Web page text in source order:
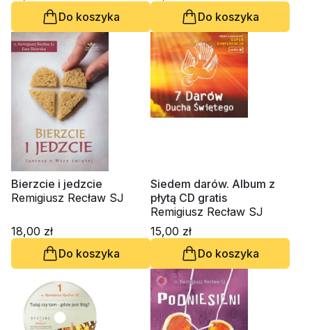
Remigiusz Recław SJ
Do koszyka
Do koszyka
Bierzcie i jedzcie
Remigiusz Recław SJ
18,00 zł
Do koszyka
Siedem darów. Album z
płytą CD gratis
Remigiusz Recław SJ
15,00 zł
Do koszyka